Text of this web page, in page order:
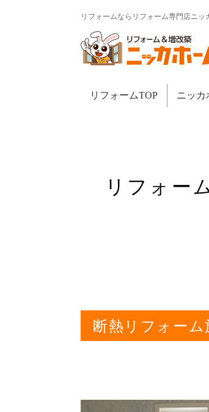
リフォームならリフォーム専門店ニッ
リフォームTOP ニッカ
リフォー
断熱リフォーム